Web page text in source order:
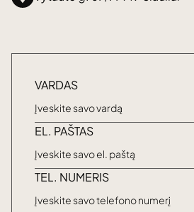
VARDAS
EL. PAŠTAS
TEL. NUMERIS